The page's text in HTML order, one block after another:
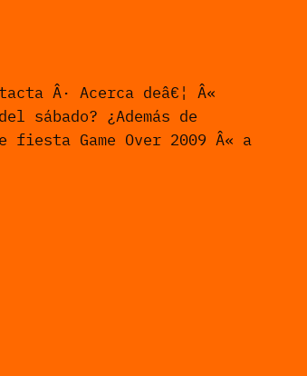
Â· Acerca deâ€¦ Â«
sábado? ¿Además de
Game Over 2009 Â« a